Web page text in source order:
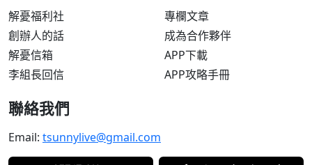
解憂福利社
創辦人的話
解憂信箱
李組長回信
專欄文章
成為合作夥伴
APP下載
APP攻略手冊
聯絡我們
Email: tsunnylive@gmail.com